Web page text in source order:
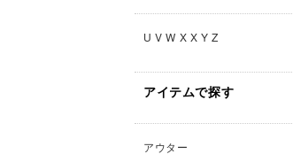
U V W X X Y Z
アイテムで探す
アウター